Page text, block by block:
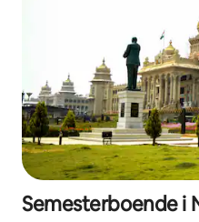
Semesterboende i